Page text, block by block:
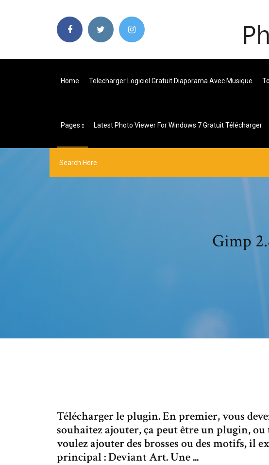
Home Telecharger Logiciel Gratuit Diaporama Avec Musique
Pages Latest Photo Viewer For Windows 7 Gratuit Télécharger
Gimp
Télécharger le plugin. En premier, vous
souhaitez ajouter, ça peut être un plugin,
voulez ajouter des brosses ou des motifs, il
principal : Deviant Art. Une ...